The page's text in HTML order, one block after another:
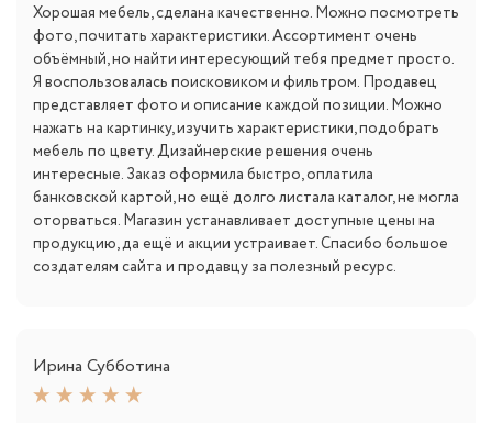
Хорошая мебель, сделана качественно. Можно посмотреть
фото, почитать характеристики. Ассортимент очень
объёмный, но найти интересующий тебя предмет просто.
Я воспользовалась поисковиком и фильтром. Продавец
представляет фото и описание каждой позиции. Можно
нажать на картинку, изучить характеристики, подобрать
мебель по цвету. Дизайнерские решения очень
интересные. Заказ оформила быстро, оплатила
банковской картой, но ещё долго листала каталог, не могла
оторваться. Магазин устанавливает доступные цены на
продукцию, да ещё и акции устраивает. Спасибо большое
создателям сайта и продавцу за полезный ресурс.
Ирина Субботина